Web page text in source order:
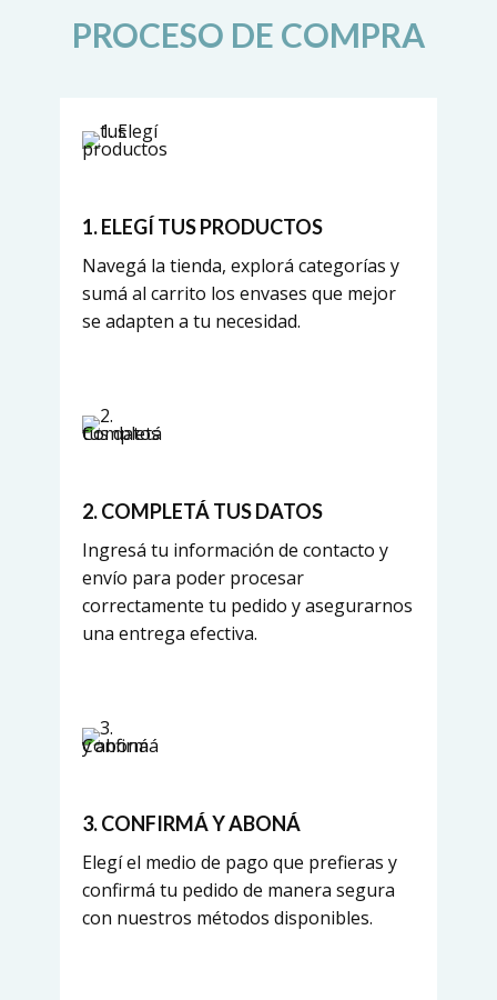
PROCESO DE COMPRA
1. ELEGÍ TUS PRODUCTOS
Navegá la tienda, explorá categorías y
sumá al carrito los envases que mejor
se adapten a tu necesidad.
2. COMPLETÁ TUS DATOS
Ingresá tu información de contacto y
envío para poder procesar
correctamente tu pedido y asegurarnos
una entrega efectiva.
3. CONFIRMÁ Y ABONÁ
Elegí el medio de pago que prefieras y
confirmá tu pedido de manera segura
con nuestros métodos disponibles.